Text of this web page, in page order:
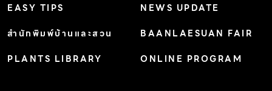
EASY TIPS
สำนักพิมพ์บ้านและสวน
PLANTS LIBRARY
NEWS UPDATE
BAANLAESUAN FAIR
ONLINE PROGRAM